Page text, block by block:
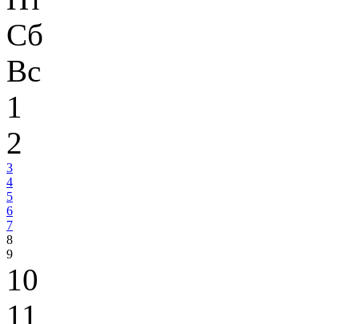
Сб
Вс
1
2
3
4
5
6
7
8
9
10
11